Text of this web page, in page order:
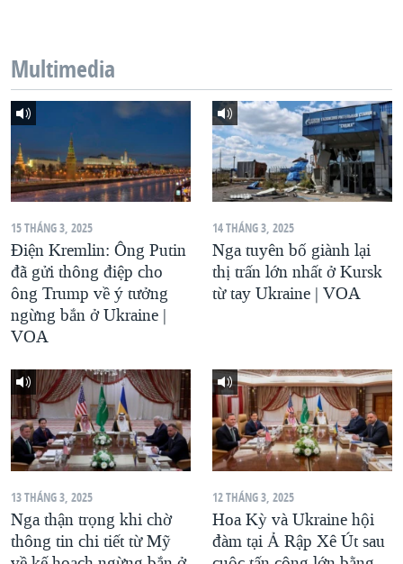
Multimedia
15 THÁNG 3, 2025
Điện Kremlin: Ông Putin
đã gửi thông điệp cho
ông Trump về ý tưởng
ngừng bắn ở Ukraine |
VOA
14 THÁNG 3, 2025
Nga tuyên bố giành lại
thị trấn lớn nhất ở Kursk
từ tay Ukraine | VOA
13 THÁNG 3, 2025
Nga thận trọng khi chờ
thông tin chi tiết từ Mỹ
12 THÁNG 3, 2025
Hoa Kỳ và Ukraine hội
đàm tại Ả Rập Xê Út sau